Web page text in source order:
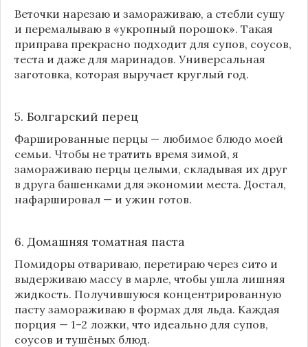
Веточки нарезаю и замораживаю, а стебли сушу
и перемалываю в «укропный порошок». Такая
приправа прекрасно подходит для супов, соусов,
теста и даже для маринадов. Универсальная
заготовка, которая выручает круглый год.
5. Болгарский перец
Фаршированные перцы — любимое блюдо моей
семьи. Чтобы не тратить время зимой, я
замораживаю перцы целыми, складывая их друг
в друга башенками для экономии места. Достал,
нафаршировал — и ужин готов.
6. Домашняя томатная паста
Помидоры отвариваю, перетираю через сито и
выдерживаю массу в марле, чтобы ушла лишняя
жидкость. Получившуюся концентрированную
пасту замораживаю в формах для льда. Каждая
порция — 1–2 ложки, что идеально для супов,
соусов и тушёных блюд.